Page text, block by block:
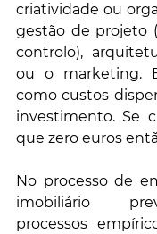
criatividade ou
gestão de projeto
controlo),
ou o marketing.
como custos
investimento. Se
que zero euros
No processo de
imobiliário
processos